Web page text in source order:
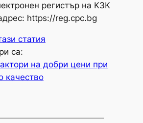
регистър на КЗК
https://reg.cpc.bg
статия
са:
на добри цени при
качество